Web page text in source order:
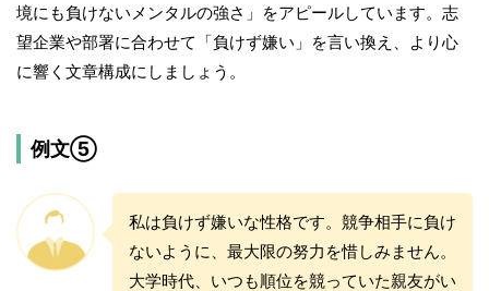
境にも負けないメンタルの強さ」をアピールしています。志
望企業や部署に合わせて「負けず嫌い」を言い換え、より心
に響く文章構成にしましょう。
例文⑤
私は負けず嫌いな性格です。競争相手に負け
ないように、最大限の努力を惜しみません。
大学時代、いつも順位を競っていた親友がい